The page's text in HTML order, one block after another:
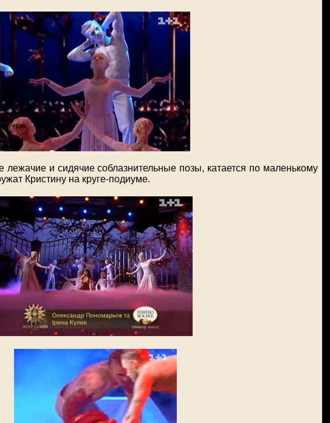
и сидячие соблазнительные позы, катается по маленькому
Кристину на круге-подиуме.